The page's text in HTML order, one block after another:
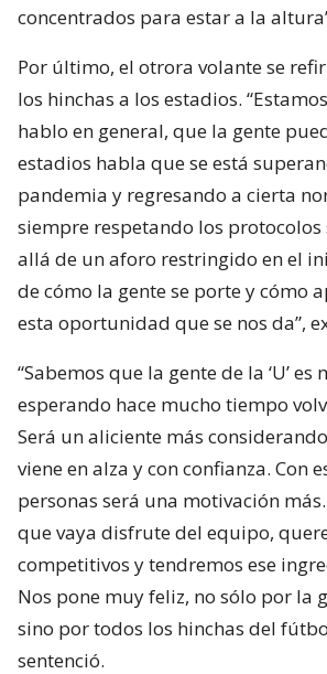
concentrados para estar a la
Por último, el otrora volante se
los hinchas a los estadios.
hablo en general, que la gente
estadios habla que se está
pandemia y regresando a cierta
siempre respetando los
allá de un aforo restringido en el
de cómo la gente se porte y cómo
esta oportunidad que se nos da”,
“Sabemos que la gente de la ‘U’
esperando hace mucho tiempo
Será un aliciente más
viene en alza y con confianza. Con
personas será una motivación
que vaya disfrute del equipo,
competitivos y tendremos ese
Nos pone muy feliz, no sólo por la
sino por todos los hinchas del
sentenció.